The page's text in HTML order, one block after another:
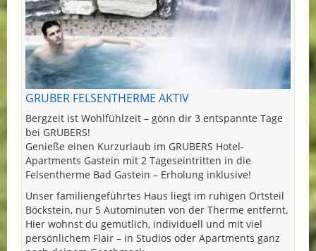
GRUBER FELSENTHERME AKTIV
Bergzeit ist Wohlfühlzeit – gönn dir 3 entspannte Tage
bei GRUBERS!
Genieße einen Kurzurlaub im GRUBERS Hotel-
Apartments Gastein mit 2 Tageseintritten in die
Felsentherme Bad Gastein – Erholung inklusive!
Unser familiengeführtes Haus liegt im ruhigen Ortsteil
Böckstein, nur 5 Autominuten von der Therme entfernt.
Hier wohnst du gemütlich, individuell und mit viel
persönlichem Flair – in Studios oder Apartments ganz